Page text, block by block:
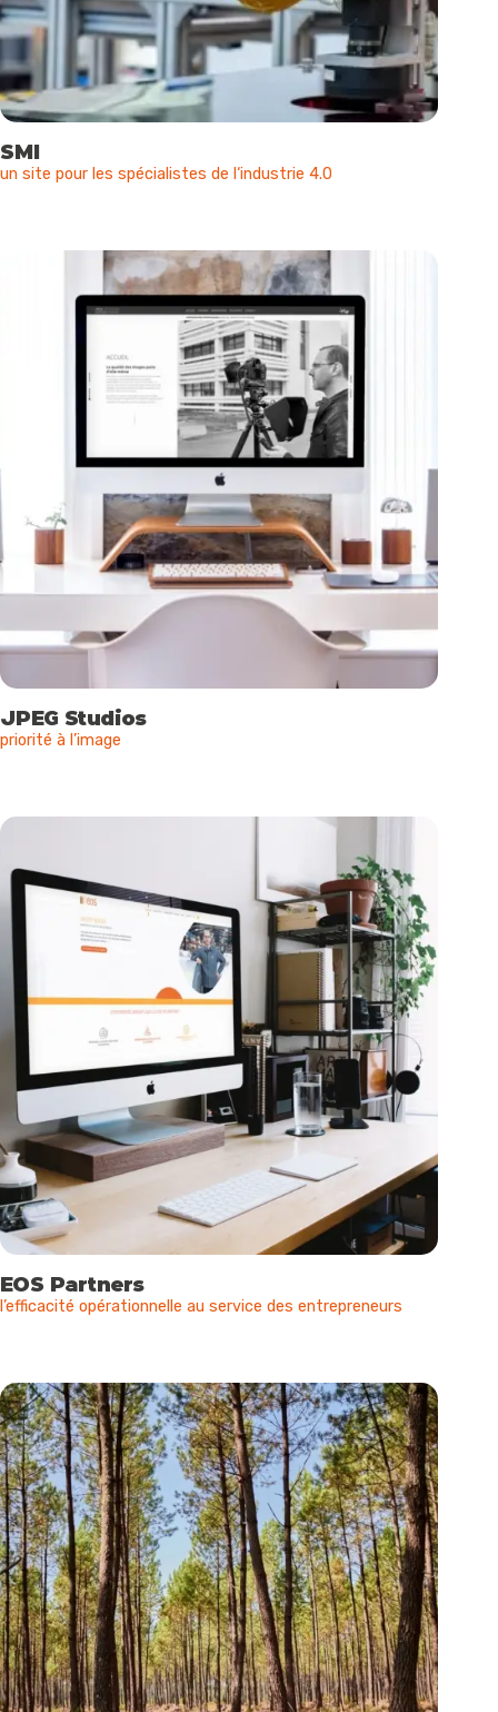
SMI
un site pour les spécialistes de l‘industrie 4.0
JPEG Studios
priorité à l’image
EOS Partners
l’efficacité opérationnelle au service des entrepreneurs